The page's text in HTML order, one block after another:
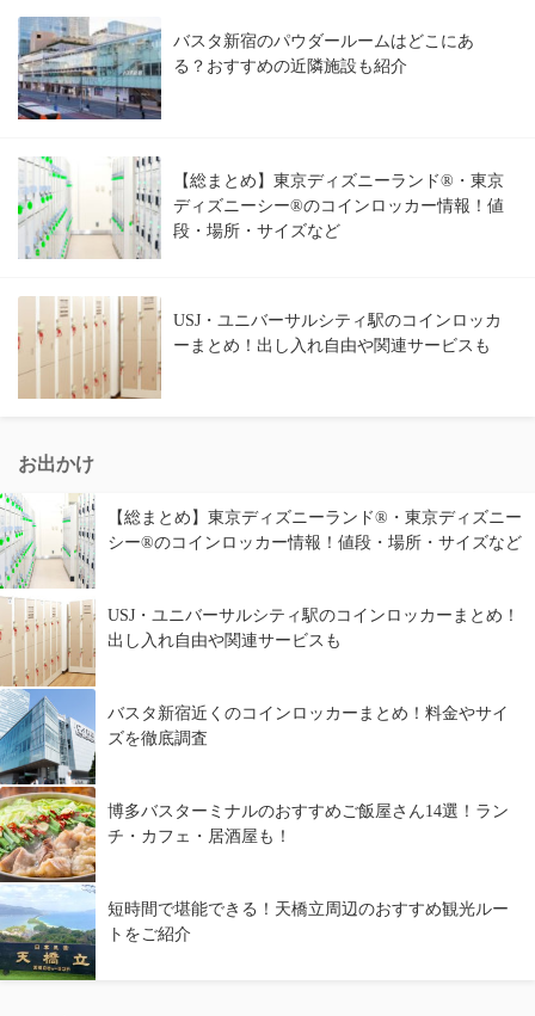
バスタ新宿のパウダールームはどこにあ
る？おすすめの近隣施設も紹介
【総まとめ】東京ディズニーランド®・東京
ディズニーシー®のコインロッカー情報！値
段・場所・サイズなど
USJ・ユニバーサルシティ駅のコインロッカ
ーまとめ！出し入れ自由や関連サービスも
お出かけ
【総まとめ】東京ディズニーランド®・東京ディズニー
シー®のコインロッカー情報！値段・場所・サイズなど
USJ・ユニバーサルシティ駅のコインロッカーまとめ！
出し入れ自由や関連サービスも
バスタ新宿近くのコインロッカーまとめ！料金やサイ
ズを徹底調査
博多バスターミナルのおすすめご飯屋さん14選！ラン
チ・カフェ・居酒屋も！
短時間で堪能できる！天橋立周辺のおすすめ観光ルー
トをご紹介